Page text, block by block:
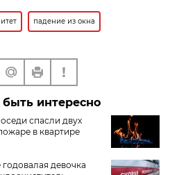
падение из окна
интересно
спасли двух
в квартире
девочка